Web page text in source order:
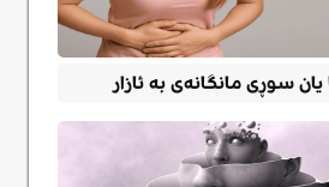
سوڕی مانگانەی بە ئازار